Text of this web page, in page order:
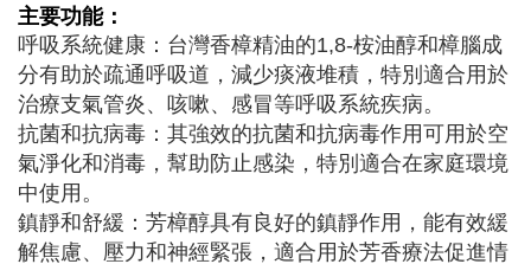
主要功能：
呼吸系統健康：台灣香樟精油的1,8-桉油醇和樟腦成
分有助於疏通呼吸道，減少痰液堆積，特別適合用於
治療支氣管炎、咳嗽、感冒等呼吸系統疾病。
抗菌和抗病毒：其強效的抗菌和抗病毒作用可用於空
氣淨化和消毒，幫助防止感染，特別適合在家庭環境
中使用。
鎮靜和舒緩：芳樟醇具有良好的鎮靜作用，能有效緩
解焦慮、壓力和神經緊張，適合用於芳香療法促進情